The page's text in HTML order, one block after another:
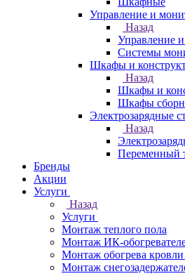
Управление и
Назад
Управление
Системы
Шкафы и
Назад
Шкафы и
Шкафы
Электрозарядные
Назад
Переменный
Бренды
Акции
Услуги
Назад
Услуги
Монтаж теплого пола
Монтаж ИК-
Монтаж обогрева кровли
Монтаж